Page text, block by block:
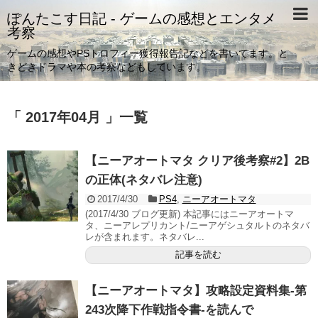
ぽんたこす日記 - ゲームの感想とエンタメ
考察
ゲームの感想やPSトロフィー獲得報告記などを書いてます。と
きどきドラマや本の考察などもしています。
「 2017年04月 」一覧
【ニーアオートマタ クリア後考察#2】2B
の正体(ネタバレ注意)
2017/4/30 PS4,
ニーアオートマタ
(2017/4/30 ブログ更新) 本記事にはニーアオートマ
タ、ニーアレプリカント/ニーアゲシュタルトのネタバ
レが含まれます。ネタバレ...
記事を読む
【ニーアオートマタ】攻略設定資料集-第
243次降下作戦指令書-を読んで